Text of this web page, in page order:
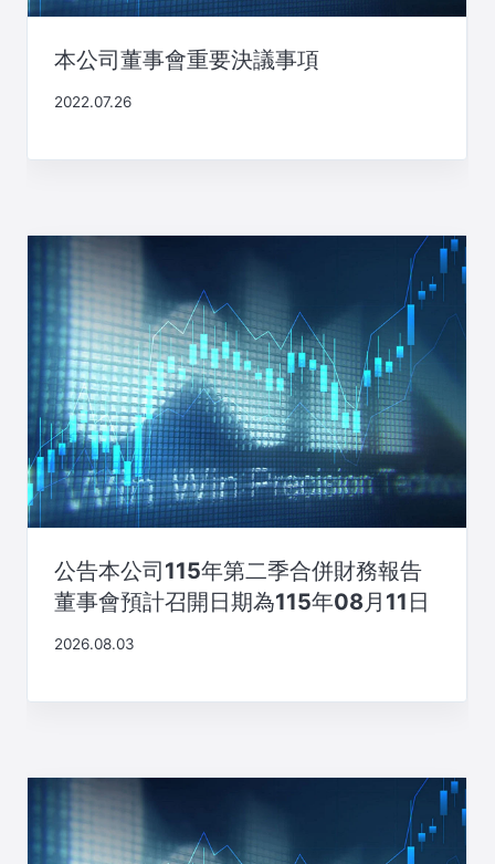
本公司董事會重要決議事項
2022.07.26
公告本公司115年第二季合併財務報告
董事會預計召開日期為115年08月11日
2026.08.03